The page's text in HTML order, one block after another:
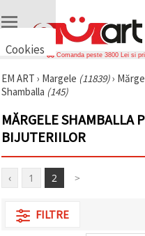
Cookies
vrem să vă
oferim
cookie -uri.
Cu toate
acestea, ele
de cele pe
care le
cunoașteți,
suntem
veți avea
cea mai
Comanda peste 3800 Lei si
EM ART › Margele (11839)›
Shamballa (145)
MĂRGELE SHAMBALLA
BIJUTERIILOR
‹ 1 2 >
FILTRE